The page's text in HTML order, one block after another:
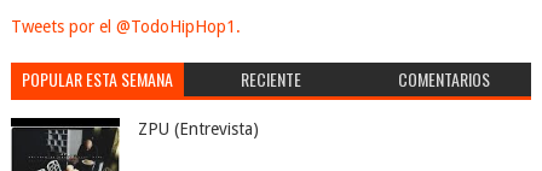
Tweets por el @TodoHipHop1.
POPULAR ESTA SEMANA RECIENTE COMENTARIOS
ZPU (Entrevista)